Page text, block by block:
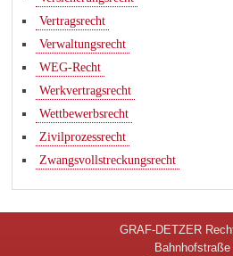
Vertragsrecht
Verwaltungsrecht
WEG-Recht
Werkvertragsrecht
Wettbewerbsrecht
Zivilprozessrecht
Zwangsvollstreckungsrecht
GRAF-DETZER
Bahnhofstraße